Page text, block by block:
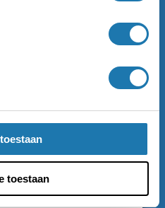
toestaan
Vault
mee en doe mee aan